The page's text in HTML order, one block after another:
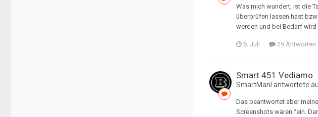
Was mich wundert, ist die
überprüfen lassen hast
werden und bei Bedarf
6. Juli 29 Antworten
Smart 451 Vediamo
SmartManI antwortete
Das beantwortet aber
Screenshots wären fein.